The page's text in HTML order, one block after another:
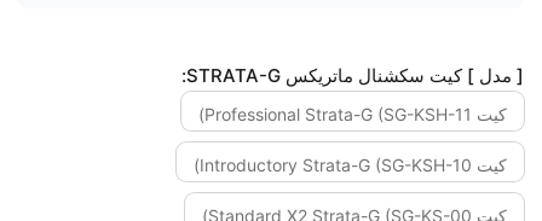
[ مدل ] کیت سکشنال ماتریکس STRATA-G:
کیت Professional Strata-G (SG-KSH-11)
کیت Introductory Strata-G (SG-KSH-10)
کیت Standard X2 Strata-G (SG-KS-00)